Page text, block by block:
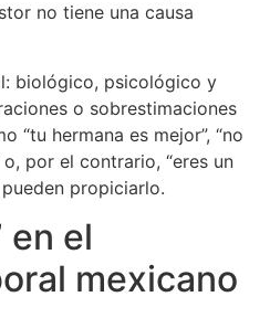
no tiene una causa
biológico, psicológico y
o sobrestimaciones
“tu hermana es mejor”, “no
por el contrario, “eres un
propiciarlo.
en el
mexicano